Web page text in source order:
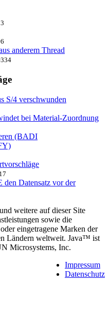
anderem Thread
S/4 verschwunden
bei Material-Zuordnung
(BADI
Datensatz vor der
weitere auf dieser Site
sowie die
eingetragene Marken der
Ländern weltweit. Java™ ist
Microsystems, Inc.
Impressum
Datenschutz